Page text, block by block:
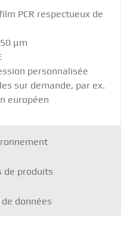
PCR respectueux de
μm
personnalisée
sur demande, par ex.
européen
de produits
données